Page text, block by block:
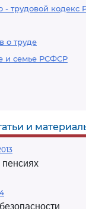
- трудовой кодекс
о труде
и семье РСФСР
и